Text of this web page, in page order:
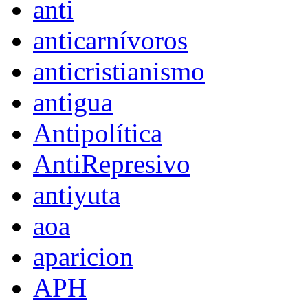
anti
anticarnívoros
anticristianismo
antigua
Antipolítica
AntiRepresivo
antiyuta
aoa
aparicion
APH